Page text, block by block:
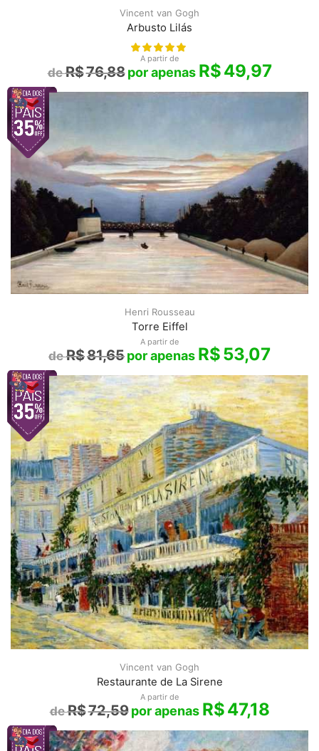
Vincent van Gogh
Arbusto Lilás
A partir de
R$76,88 R$49,97
Henri Rousseau
Torre Eiffel
A partir de
R$81,65 R$53,07
Vincent van Gogh
Restaurante de La Sirene
A partir de
R$72,59 R$47,18